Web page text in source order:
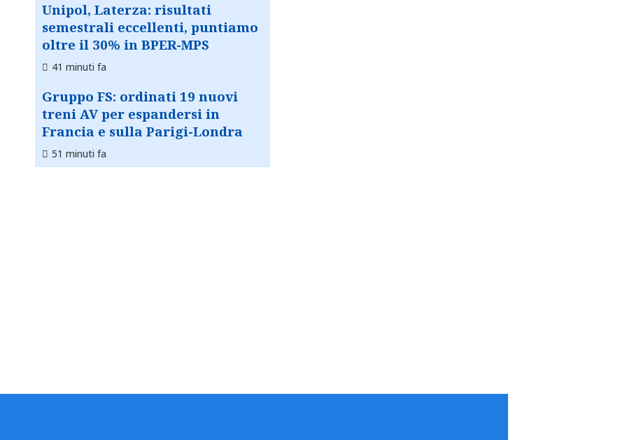
Unipol, Laterza: risultati
semestrali eccellenti, puntiamo
oltre il 30% in BPER-MPS
41 minuti fa
Gruppo FS: ordinati 19 nuovi
treni AV per espandersi in
Francia e sulla Parigi-Londra
51 minuti fa